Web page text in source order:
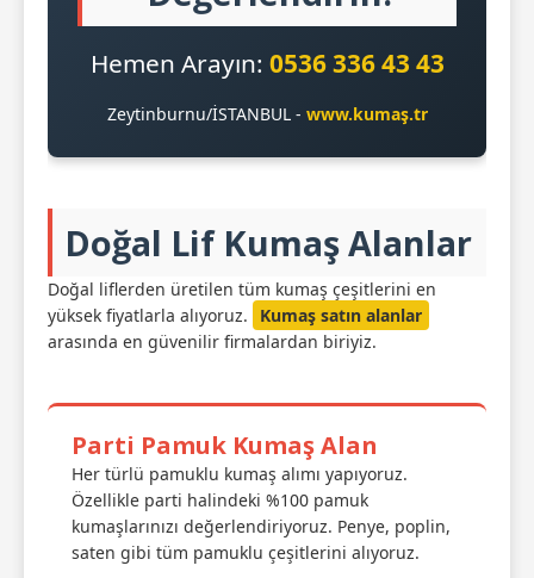
Hemen Arayın: 0536 336 43 43
Zeytinburnu/İSTANBUL - www.kumaş.tr
Doğal Lif Kumaş Alanlar
Doğal liflerden üretilen tüm kumaş çeşitlerini en
yüksek fiyatlarla alıyoruz.
Kumaş satın alanlar
arasında en güvenilir firmalardan biriyiz.
Parti Pamuk Kumaş Alan
Her türlü pamuklu kumaş alımı yapıyoruz.
Özellikle parti halindeki %100 pamuk
kumaşlarınızı değerlendiriyoruz. Penye, poplin,
saten gibi tüm pamuklu çeşitlerini alıyoruz.